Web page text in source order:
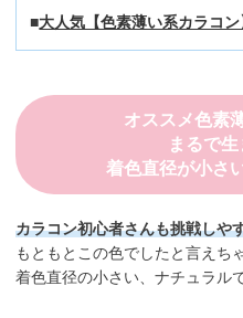
大人気【色素薄い系カラコ
オススメ色素
まるで生
着色直径が小さ
カラコン初心者さんも挑戦しや
もともとこの色でしたと言えち
着色直径の小さい、ナチュラル